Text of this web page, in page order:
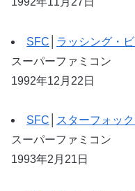
SFC
ラッシング・
スーパーファミコン
1992年12月22日
SFC
スターフォッ
スーパーファミコン
1993年2月21日